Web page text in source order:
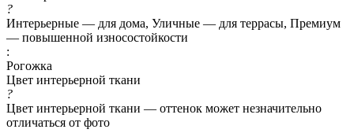
?
Интерьерные — для дома, Уличные — для террасы, Премиум
— повышенной износостойкости
:
Рогожка
Цвет интерьерной ткани
?
Цвет интерьерной ткани — оттенок может незначительно
отличаться от фото